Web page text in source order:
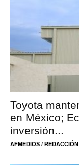
Toyota
en México;
inversión...
AFMEDIOS / REDACCIÓN